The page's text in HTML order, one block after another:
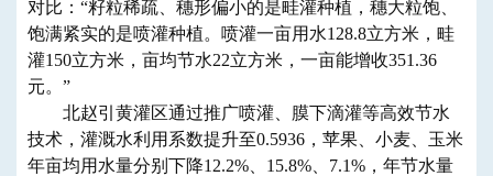
对比：“籽粒稀疏、穗形偏小的是畦灌种植，穗大粒饱、
饱满紧实的是喷灌种植。喷灌一亩用水128.8立方米，畦
灌150立方米，亩均节水22立方米，一亩能增收351.36
元。”
北赵引黄灌区通过推广喷灌、膜下滴灌等高效节水
技术，灌溉水利用系数提升至0.5936，苹果、小麦、玉米
年亩均用水量分别下降12.2%、15.8%、7.1%，年节水量